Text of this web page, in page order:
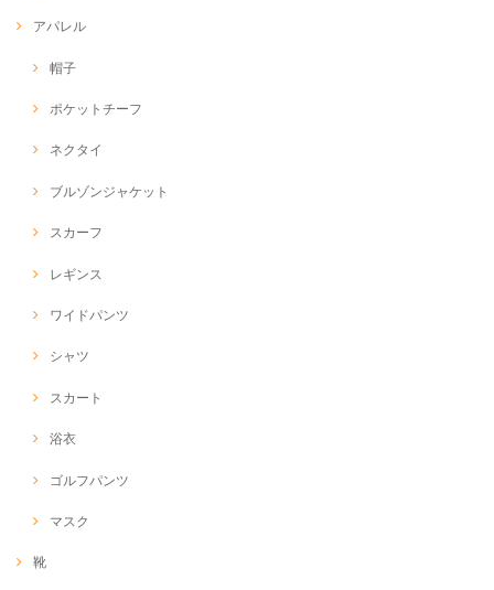
アパレル
帽子
ポケットチーフ
ネクタイ
ブルゾンジャケット
スカーフ
レギンス
ワイドパンツ
シャツ
スカート
浴衣
ゴルフパンツ
マスク
靴